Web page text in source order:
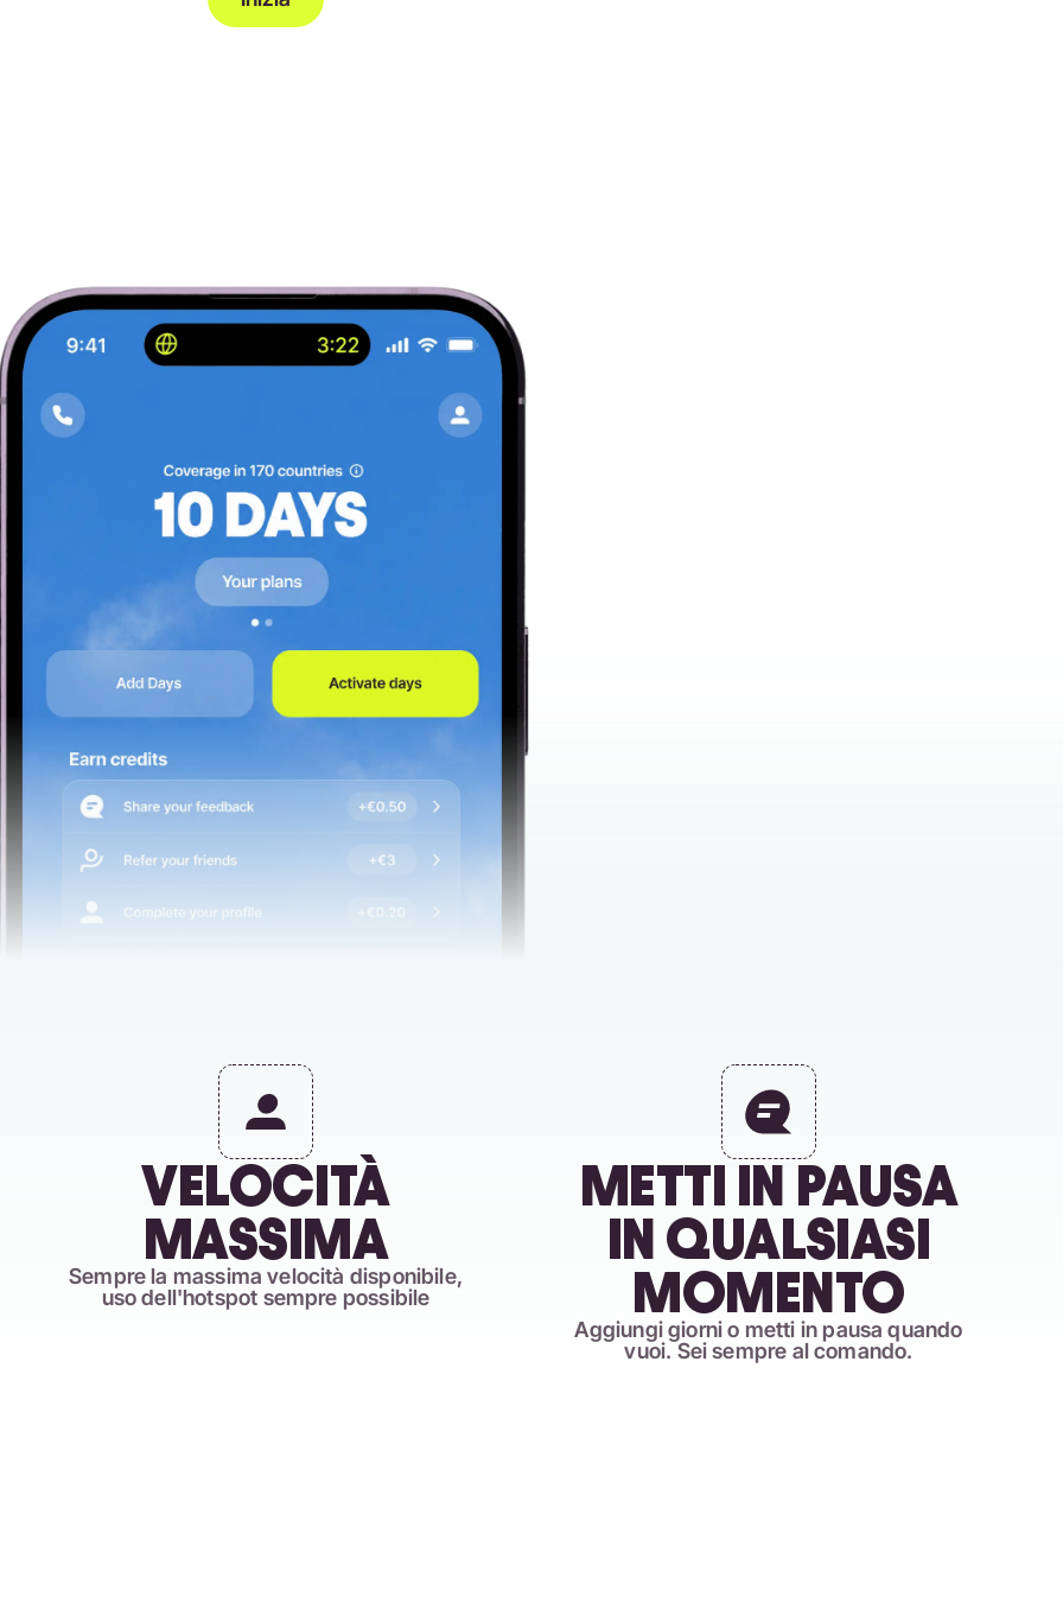
VELOCITÀ
MASSIMA
Sempre la massima velocità disponibile,
uso dell'hotspot sempre possibile
METTI IN PAUSA
IN QUALSIASI
MOMENTO
Aggiungi giorni o metti in pausa quando
vuoi. Sei sempre al comando.